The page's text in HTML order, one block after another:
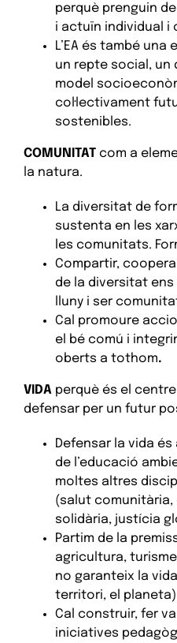
perquè prenguin
i actuïn individual i
L’EA és també
un repte social, un
model
col·lectivament
sostenibles.
COMUNITATcom a
la natura.
La diversitat de
sustenta en les
les comunitats.
Compartir,
de la diversitat
lluny i ser
Cal promoure
el bé comú i
oberts a tothom.
VIDAperquè és el
defensar per un futur
Defensar la vida
de l’educació
moltes altres
(salut
solidària, justícia
Partim de la
agricultura,
no garanteix la
territori, el
Cal construir, fer
iniciatives